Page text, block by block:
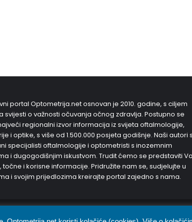
portal Optometrija.net osnovan je 2010. godine, s ciljem
svijesti o važnosti očuvanja očnog zdravlja. Postupno se
regionalni izvor informacija iz svijeta oftalmologije,
i optike, s više od 1.500.000 posjeta godišnje. Naši autori
specijalisti oftalmologije i optometristi s inozemnim
i dugogodišnjim iskustvom. Trudit ćemo se predstaviti
točne i korisne informacije. Pridružite nam se, sudjelujte u
i svojim prijedlozima kreirajte portal zajedno s nama.